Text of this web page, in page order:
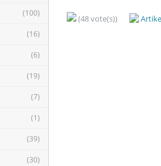
(100)
(16)
(6)
(19)
(7)
(1)
(39)
(30)
(48 vote(s))